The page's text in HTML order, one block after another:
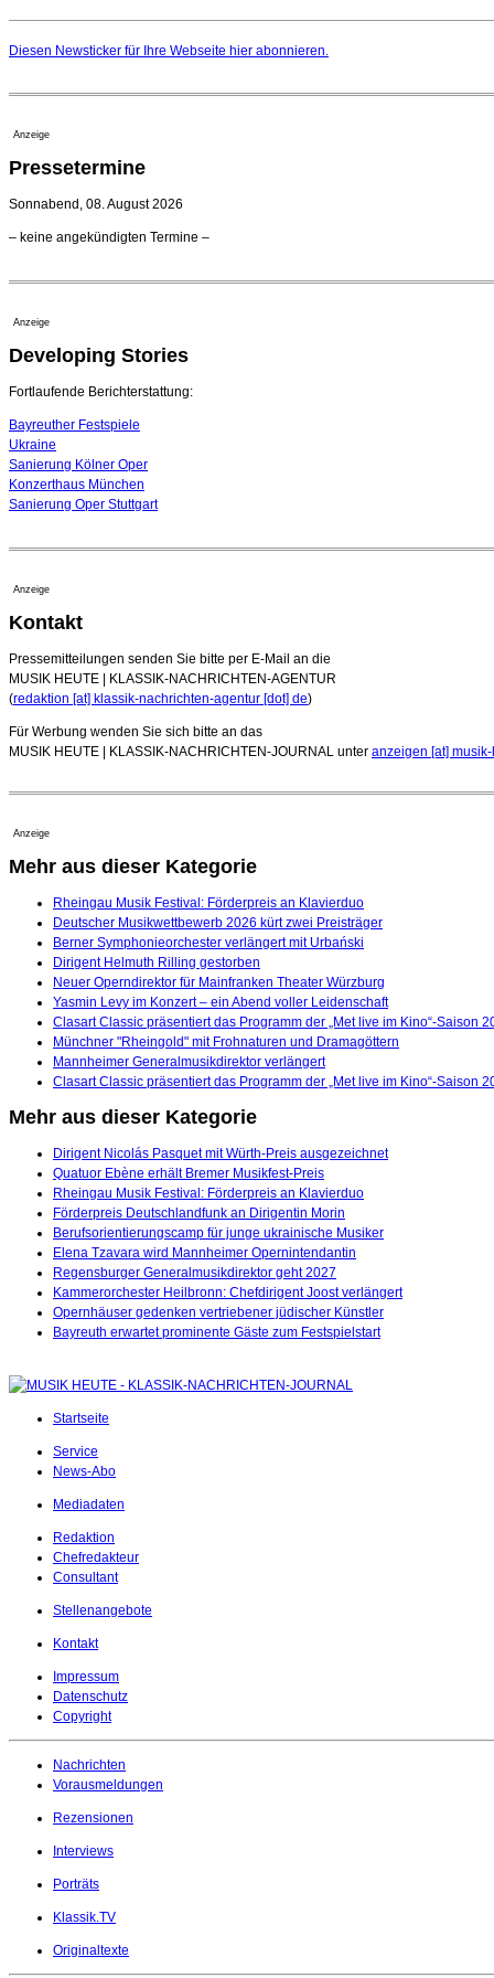
Diesen Newsticker für Ihre Webseite hier abonnieren.
Anzeige
Pressetermine
Sonnabend, 08. August 2026
– keine angekündigten Termine –
Anzeige
Developing Stories
Fortlaufende Berichterstattung:
Bayreuther Festspiele
Ukraine
Sanierung Kölner Oper
Konzerthaus München
Sanierung Oper Stuttgart
Anzeige
Kontakt
Pressemitteilungen senden Sie bitte per E-Mail an die
MUSIK HEUTE | KLASSIK-NACHRICHTEN-AGENTUR
(redaktion [at] klassik-nachrichten-agentur [dot] de)
Für Werbung wenden Sie sich bitte an das
MUSIK HEUTE | KLASSIK-NACHRICHTEN-JOURNAL unter anzeigen [at]
Anzeige
Mehr aus dieser Kategorie
Rheingau Musik Festival: Förderpreis an Klavierduo
Deutscher Musikwettbewerb 2026 kürt zwei Preisträger
Berner Symphonieorchester verlängert mit Urbański
Dirigent Helmuth Rilling gestorben
Neuer Operndirektor für Mainfranken Theater Würzburg
Yasmin Levy im Konzert – ein Abend voller Leidenschaft
Clasart Classic präsentiert das Programm der „Met live im Kino“-Saison
Münchner "Rheingold" mit Frohnaturen und Dramagöttern
Mannheimer Generalmusikdirektor verlängert
Clasart Classic präsentiert das Programm der „Met live im Kino“-Saison
Mehr aus dieser Kategorie
Dirigent Nicolás Pasquet mit Würth-Preis ausgezeichnet
Quatuor Ebène erhält Bremer Musikfest-Preis
Rheingau Musik Festival: Förderpreis an Klavierduo
Förderpreis Deutschlandfunk an Dirigentin Morin
Berufsorientierungscamp für junge ukrainische Musiker
Elena Tzavara wird Mannheimer Opernintendantin
Regensburger Generalmusikdirektor geht 2027
Kammerorchester Heilbronn: Chefdirigent Joost verlängert
Opernhäuser gedenken vertriebener jüdischer Künstler
Bayreuth erwartet prominente Gäste zum Festspielstart
Startseite
Service
News-Abo
Mediadaten
Redaktion
Chefredakteur
Consultant
Stellenangebote
Kontakt
Impressum
Datenschutz
Copyright
Nachrichten
Vorausmeldungen
Rezensionen
Interviews
Porträts
Klassik.TV
Originaltexte